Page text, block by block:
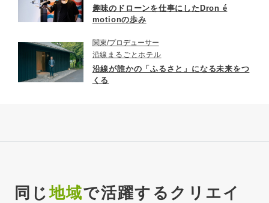
趣味のドローンを仕事にしたDron é
motionの歩み
関東 プロデューサー
沿線まるごとホテル
沿線が誰かの「ふるさと」になる未来をつ
くる
同じ地域で活躍するクリエイ